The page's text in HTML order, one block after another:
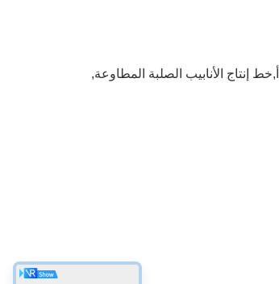
إنتاج الأنابيب الصلبة المطاوعة,